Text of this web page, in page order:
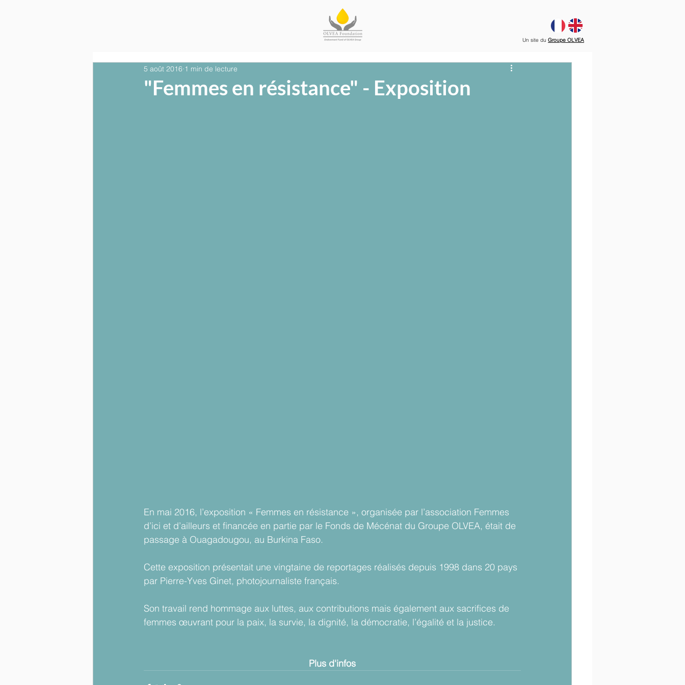
Un site du Groupe OLVEA
"Femmes en résistance" - Exposition
5 août 2016 1 min de lecture
En mai 2016, l’exposition « Femmes en résistance », organisée par l’association Femmes
d’ici et d’ailleurs et financée en partie par le Fonds de Mécénat du Groupe OLVEA, était de
passage à Ouagadougou, au Burkina Faso.
Cette exposition présentait une vingtaine de reportages réalisés depuis 1998 dans 20 pays
par Pierre-Yves Ginet, photojournaliste français.
Son travail rend hommage aux luttes, aux contributions mais également aux sacrifices de
femmes œuvrant pour la paix, la survie, la dignité, la démocratie, l’égalité et la justice.
Plus d'infos